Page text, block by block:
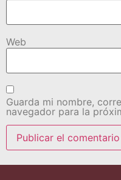
Web
Guarda mi nombre,
navegador para la